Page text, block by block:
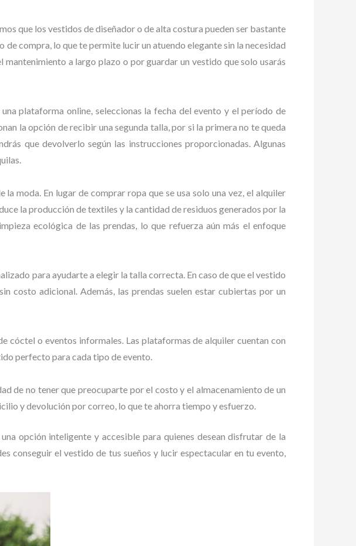
que los vestidos de diseñador o de alta costura pueden ser bastante
compra, lo que te permite lucir un atuendo elegante sin la necesidad
a largo plazo o por guardar un vestido que solo usarás
plataforma online, seleccionas la fecha del evento y el período de
la opción de recibir una segunda talla, por si la primera no te queda
que devolverlo según las instrucciones proporcionadas. Algunas
moda. En lugar de comprar ropa que se usa solo una vez, el alquiler
la producción de textiles y la cantidad de residuos generados por la
ecológica de las prendas, lo que refuerza aún más el enfoque
para ayudarte a elegir la talla correcta. En caso de que el vestido
costo adicional. Además, las prendas suelen estar cubiertas por un
cóctel o eventos informales. Las plataformas de alquiler cuentan con
perfecto para cada tipo de evento.
de no tener que preocuparte por el costo y el almacenamiento de un
y devolución por correo, lo que te ahorra tiempo y esfuerzo.
una opción inteligente y accesible para quienes desean disfrutar de la
conseguir el vestido de tus sueños y lucir espectacular en tu evento,